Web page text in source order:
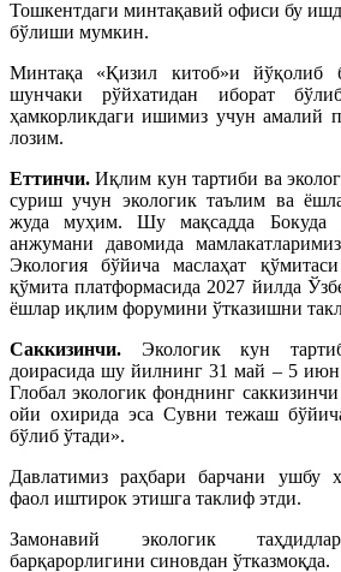
Тошкентдаги минтақавий офиси бу
бўлиши мумкин.
Минтақа «Қизил китоб»и йўқолиб
шунчаки рўйхатидан иборат
ҳамкорликдаги ишимиз учун амалий
лозим.
Еттинчи. Иқлим кун тартиби ва
суриш учун экологик таълим ва
жуда муҳим. Шу мақсадда Бокуда
анжумани давомида
Экология бўйича маслаҳат
қўмита платформасида 2027 йилда
ёшлар иқлим форумини ўтказишни
Саккизинчи. Экологик кун
доирасида шу йилнинг 31 май – 5 июн
Глобал экологик фонднинг саккизинчи
ойи охирида эса Сувни тежаш
бўлиб ўтади».
Давлатимиз раҳбари барчани ушбу
фаол иштирок этишга таклиф этди.
Замонавий экологик
барқарорлигини синовдан ўтказмоқда.